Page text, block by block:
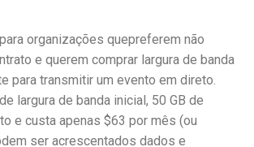
organizações quepreferem não
e querem comprar largura de banda
para transmitir um evento em direto
largura de banda inicial, 50 GB de
e custa apenas $63 por mês (ou
ser acrescentados dados e